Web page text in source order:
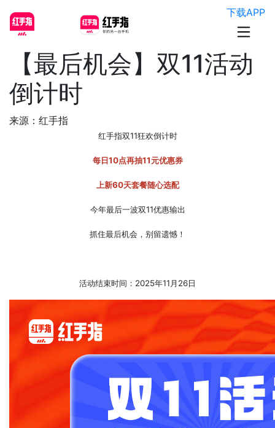
下载APP
【最后机会】双11活动
倒计时
来源：红手指
红手指双11狂欢倒计时
每日10点再抽11元优惠券
上新60天套餐随心选配
今年最后一波双11优惠输出
抓住最后机会，别留遗憾！
活动结束时间：2025年11月26日